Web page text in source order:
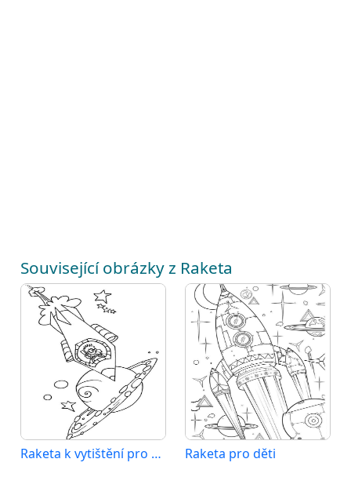
Související obrázky z Raketa
Raketa k vytištění pro děti Raketa pro děti